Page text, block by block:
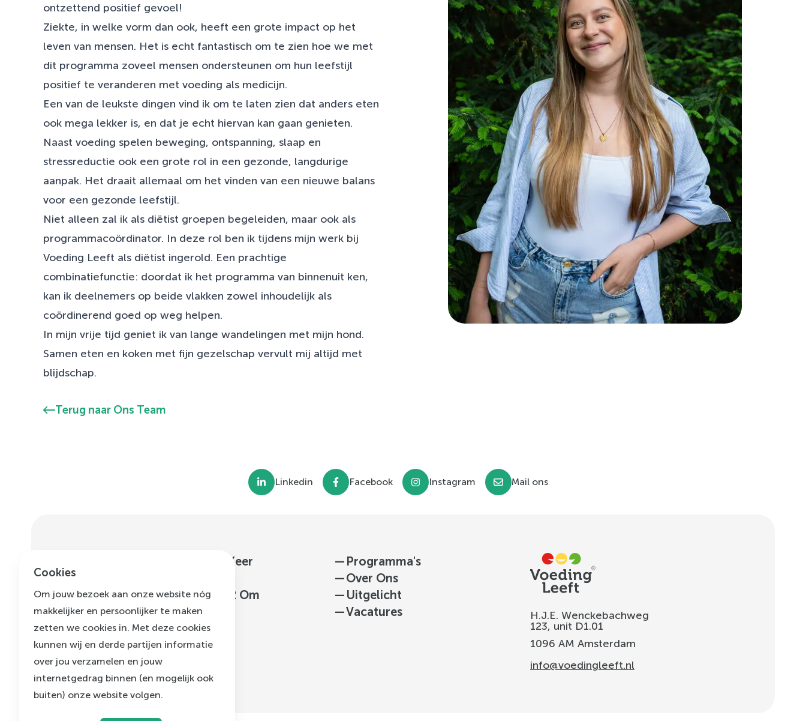
ontzettend positief gevoel!
Ziekte, in welke vorm dan ook, heeft een grote impact op het
leven van mensen. Het is echt fantastisch om te zien hoe we met
dit programma zoveel mensen ondersteunen om hun leefstijl
positief te veranderen met voeding als medicijn.
Een van de leukste dingen vind ik om te laten zien dat anders eten
ook mega lekker is, en dat je echt hiervan kan gaan genieten.
Naast voeding spelen beweging, ontspanning, slaap en
stressreductie ook een grote rol in een gezonde, langdurige
aanpak. Het draait allemaal om het vinden van een nieuwe balans
voor een gezonde leefstijl.
Niet alleen zal ik als diëtist groepen begeleiden, maar ook als
programmacoördinator. In deze rol ben ik tijdens mijn werk bij
Voeding Leeft als diëtist ingerold. Een prachtige
combinatiefunctie: doordat ik het programma van binnenuit ken,
kan ik deelnemers op beide vlakken zowel inhoudelijk als
coördinerend goed op weg helpen.
In mijn vrije tijd geniet ik van lange wandelingen met mijn hond.
Samen eten en koken met fijn gezelschap vervult mij altijd met
blijdschap.
Terug naar Ons Team
Linkedin Facebook Instagram Mail ons
—
Nieuwsbrief Zorgverlener Keer
—Nieuwsbrief Keer Diabetes2 Om
—Nieuwsbrief Voeding Leeft
— Programma's
—Over Ons
— Uitgelicht
—Vacatures
H.J.E. Wenckebachweg
123, unit D1.01
1096 AM Amsterdam
info@voedingleeft.nl
Cookies
Om jouw bezoek aan onze website nóg
makkelijker en persoonlijker te maken
zetten we cookies in. Met deze cookies
kunnen wij en derde partijen informatie
over jou verzamelen en jouw
internetgedrag binnen (en mogelijk ook
buiten) onze website volgen.